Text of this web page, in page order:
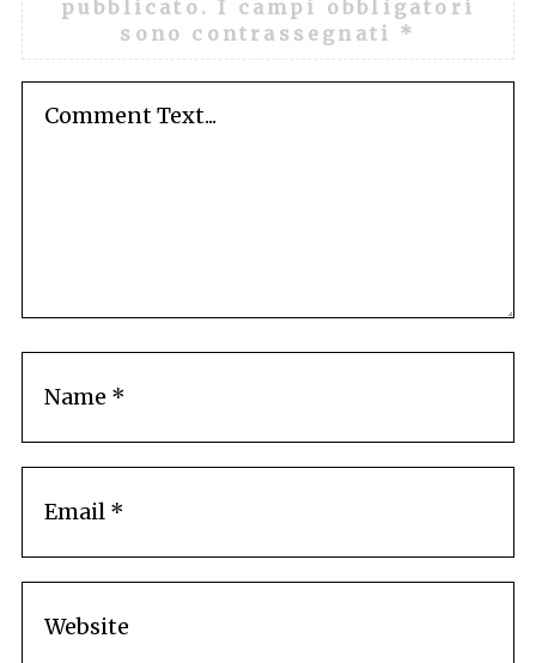
pubblicato. I campi obbligatori
sono contrassegnati *